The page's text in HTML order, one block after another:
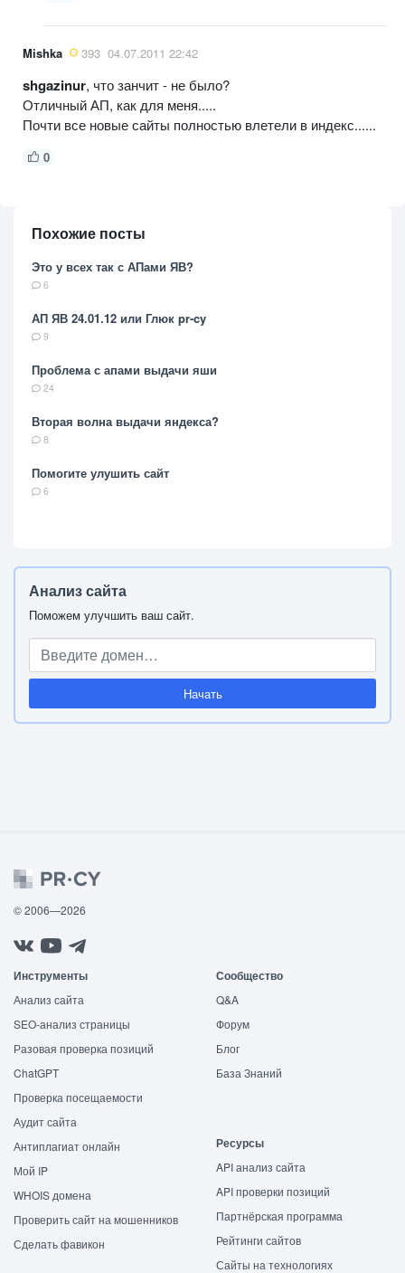
Mishka 393 04.07.2011 22:42
shgazinur, что занчит - не было?
Отличный АП, как для меня.....
Почти все новые сайты полностью влетели в индекс......
0
Похожие посты
Это у всех так с АПами ЯВ?
6
АП ЯВ 24.01.12 или Глюк pr-cy
9
Проблема с апами выдачи яши
24
Вторая волна выдачи яндекса?
8
Помогите улушить сайт
6
Анализ сайта
Поможем улучшить ваш сайт.
Начать
© 2006—2026
Инструменты
Анализ сайта
SEO-анализ страницы
Разовая проверка позиций
ChatGPT
Проверка посещаемости
Аудит сайта
Антиплагиат онлайн
Мой IP
WHOIS домена
Проверить сайт на мошенников
Сделать фавикон
Сообщество
Q&A
Форум
Блог
База Знаний
Ресурсы
API анализ сайта
API проверки позиций
Партнёрская программа
Рейтинги сайтов
Сайты на технологиях